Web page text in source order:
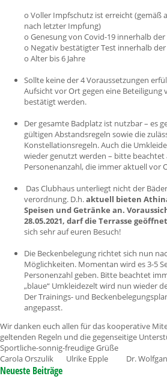
o Voller Impfschutz ist erreicht (gemäß
nach letzter Impfung)
o Genesung von Covid-19 innerhalb
o Negativ bestätigter Test innerhalb
o Alter bis 6 Jahre
Sollte keine der 4 Voraussetzungen
Aufsicht vor Ort gegen eine
bestätigt werden.
Der gesamte Badplatz ist nutzbar – es
gültigen Abstandsregeln sowie die
Konstellationsregeln. Auch die
wieder genutzt werden – bitte beachtet
Personenanzahl, die immer aktuell vor
Das Clubhaus unterliegt nicht der
verordnung. D.h.aktuell bieten
Speisen und Getränke an.
28.05.2021, darf die Terrasse
sich sehr auf euren Besuch!
Die Beckenbelegung richtet sich nun
Möglichkeiten. Momentan wird es 3-5
Personenzahl geben. Bitte beachtet
„blaue“ Umkleidezelt wird nun wieder
Der Trainings- und
angepasst.
Wir danken euch allen für das kooperative
geltenden Regeln und die gegenseitige
Sportliche-sonnig-freudige Grüße
Carola Orszulik Ulrike Epple Dr.
Neueste Beiträge